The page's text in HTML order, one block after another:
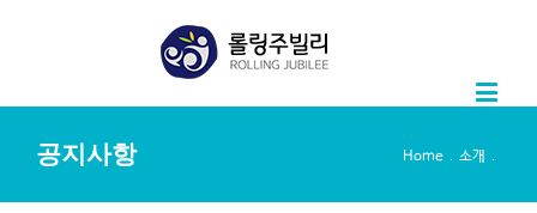
공지사항 Home 소개